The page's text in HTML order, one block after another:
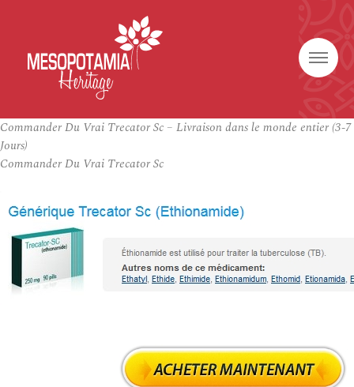
Commander Du Vrai Trecator Sc – Livraison dans le monde entier (3-7
Jours)
Commander Du Vrai Trecator Sc